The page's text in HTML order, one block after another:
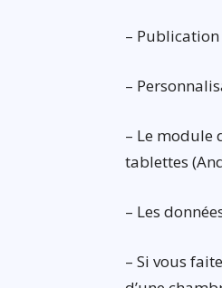
–
–
– Le module
tablettes
– Les
– Si vous